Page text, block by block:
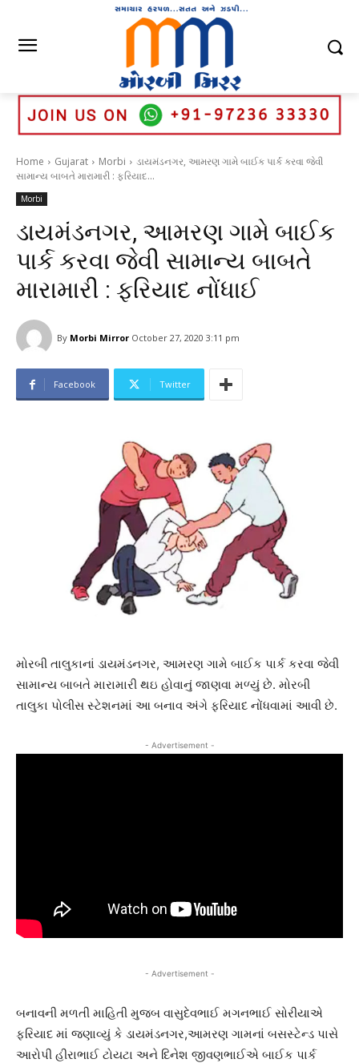
Home Gujarat Morbi
ડાયમંડનગર, આમરણ ગામે બાઈક પાર્ક કરવા જેવી
સામાન્ય બાબતે મારામારી : ફરિયાદ...
Morbi
ડાયમંડનગર, આમરણ ગામે બાઈક
પાર્ક કરવા જેવી સામાન્ય બાબતે
મારામારી : ફરિયાદ નોંધાઈ
By Morbi Mirror October 27, 2020 3:11 pm
Facebook Twitter
મોરબી તાલુકાનાં ડાયમંડનગર, આમરણ ગામે બાઈક પાર્ક કરવા જેવી
સામાન્ય બાબતે મારામારી થઇ હોવાનું જાણવા મળ્યું છે. મોરબી
તાલુકા પોલીસ સ્ટેશનમાં આ બનાવ અંગે ફરિયાદ નોંધવામાં આવી છે.
- Advertisement -
- Advertisement -
બનાવની મળતી માહિતી મુજબ વાસુદેવભાઈ મગનભાઈ સોરીયાએ
ફરિયાદ માં જણાવ્યું કે ડાયમંડનગર,આમરણ ગામનાં બસસ્ટેન્ડ પાસે
આરોપી હીરાભાઈ ટોયટા અને દિનેશ જીવણભાઈએ બાઈક પાર્ક